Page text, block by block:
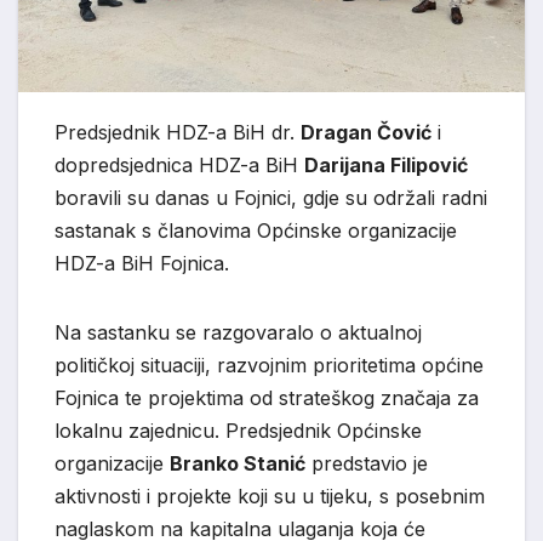
Predsjednik HDZ-a BiH dr. Dragan Čović i
dopredsjednica HDZ-a BiH Darijana Filipović
boravili su danas u Fojnici, gdje su održali radni
sastanak s članovima Općinske organizacije
HDZ-a BiH Fojnica.
Na sastanku se razgovaralo o aktualnoj
političkoj situaciji, razvojnim prioritetima općine
Fojnica te projektima od strateškog značaja za
lokalnu zajednicu. Predsjednik Općinske
organizacije Branko Stanić predstavio je
aktivnosti i projekte koji su u tijeku, s posebnim
naglaskom na kapitalna ulaganja koja će